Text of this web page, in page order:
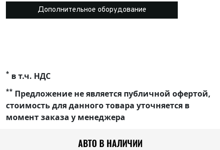
Дополнительное оборудование
* в т.ч. НДС
** Предложение не является публичной офертой,
стоимость для данного товара уточняется в
момент заказа у менеджера
АВТО В НАЛИЧИИ